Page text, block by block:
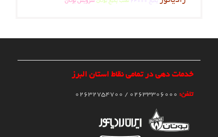
خدمات دهی در تمامی نقاط استان البرز
تلفن: